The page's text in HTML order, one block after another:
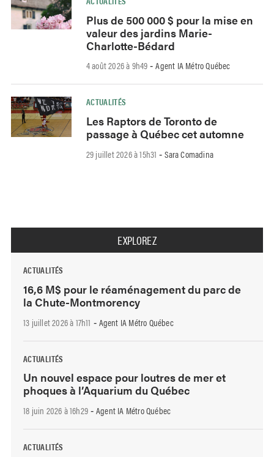
Plus de 500 000 $ pour la mise en
valeur des jardins Marie-
Charlotte-Bédard
4 août 2026 à 9h49 -Agent IA Métro Québec
ACTUALITÉS
Les Raptors de Toronto de
passage à Québec cet automne
29 juillet 2026 à 15h31 -Sara Comadina
EXPLOREZ
ACTUALITÉS
16,6 M$ pour le réaménagement du parc de
la Chute-Montmorency
13 juillet 2026 à 17h11 - Agent IA Métro Québec
ACTUALITÉS
Un nouvel espace pour loutres de mer et
phoques à l’Aquarium du Québec
18 juin 2026 à 16h29 - Agent IA Métro Québec
ACTUALITÉS